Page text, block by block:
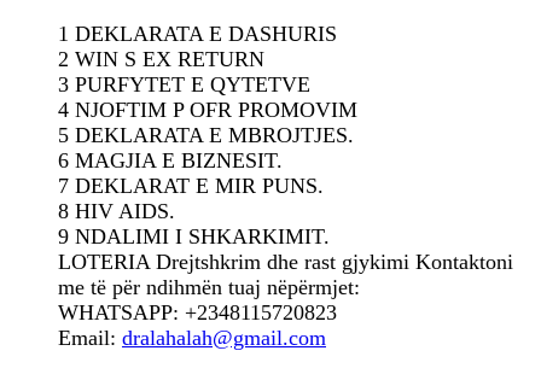
1 DEKLARATA E DASHURIS
2 WIN S EX RETURN
3 PURFYTET E QYTETVE
4 NJOFTIM P OFR PROMOVIM
5 DEKLARATA E MBROJTJES.
6 MAGJIA E BIZNESIT.
7 DEKLARAT E MIR PUNS.
8 HIV AIDS.
9 NDALIMI I SHKARKIMIT.
LOTERIA Drejtshkrim dhe rast gjykimi Kontaktoni
me të për ndihmën tuaj nëpërmjet:
WHATSAPP: +2348115720823
Email: dralahalah@gmail.com